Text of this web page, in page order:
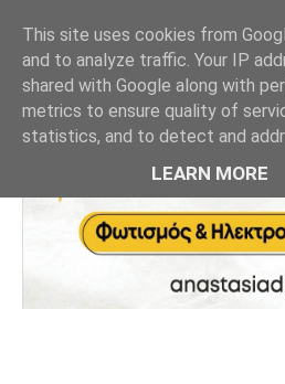
This site uses cookies from
and to analyze traffic. Your IP
shared with Google along with
metrics to ensure quality of
statistics, and to detect and
LEARN MORE